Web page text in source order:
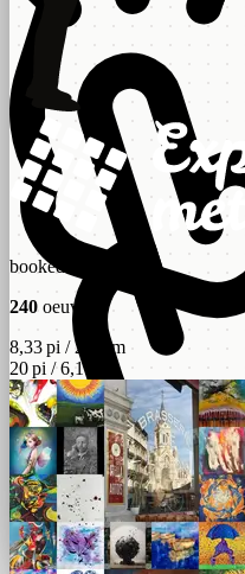
scrollleft - right
booked
240 oeuvres
8,33 pi / 2,54 m
20 pi / 6,1 m